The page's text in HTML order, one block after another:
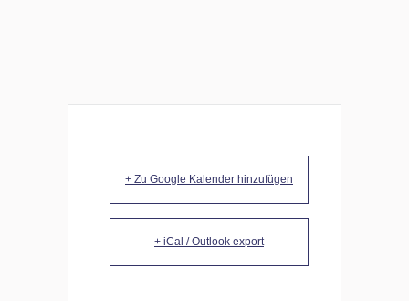
+ Zu Google Kalender hinzufügen
+ iCal / Outlook export